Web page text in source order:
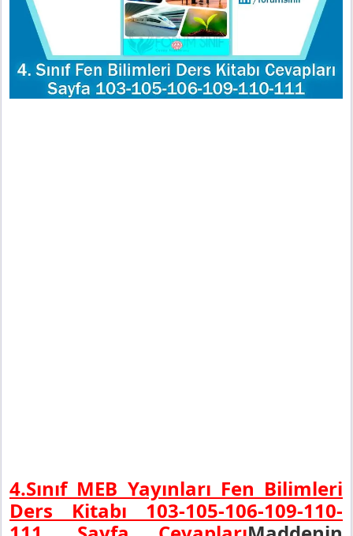
4.Sınıf MEB Yayınları Fen Bilimleri
Ders Kitabı 103-105-106-109-110-